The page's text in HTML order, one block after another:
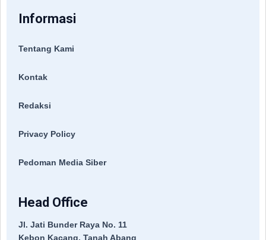
Informasi
Tentang Kami
Kontak
Redaksi
Privacy Policy
Pedoman Media Siber
Head Office
Jl. Jati Bunder Raya No. 11
Kebon Kacang, Tanah Abang